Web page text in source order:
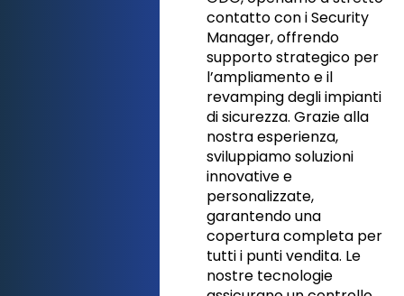
contatto con i Security
Manager, offrendo
supporto strategico per
l’ampliamento e il
revamping degli impianti
di sicurezza. Grazie alla
nostra esperienza,
sviluppiamo soluzioni
innovative e
personalizzate,
garantendo una
copertura completa per
tutti i punti vendita. Le
nostre tecnologie